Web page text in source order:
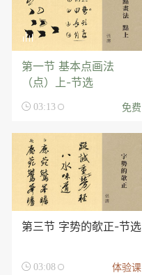

第一节 基本点画法
（点）上-节选
 03:13 免费
第三节 字势的欹正-节选
 03:08 体验课